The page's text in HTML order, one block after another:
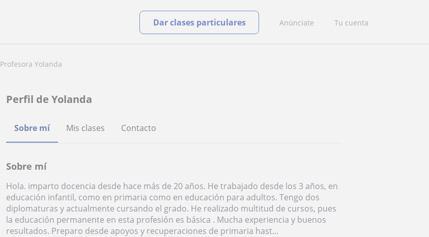
Anúnciate Tu cuenta
Dar clases particulares
Profesora Yolanda
Perfil de Yolanda
Sobre mí Mis clases Contacto
Sobre mí
Hola. imparto docencia desde hace más de 20 años. He trabajado desde los 3 años, en
educación infantil, como en primaria como en educación para adultos. Tengo dos
diplomaturas y actualmente cursando el grado. He realizado multitud de cursos, pues
la educación permanente en esta profesión es básica . Mucha experiencia y buenos
resultados. Preparo desde apoyos y recuperaciones de primaria hast...